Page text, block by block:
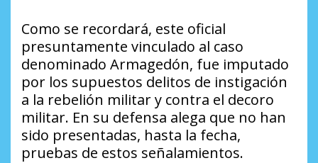
Como se recordará, este oficial
presuntamente vinculado al caso
denominado Armagedón, fue imputado
por los supuestos delitos de instigación
a la rebelión militar y contra el decoro
militar. En su defensa alega que no han
sido presentadas, hasta la fecha,
pruebas de estos señalamientos.